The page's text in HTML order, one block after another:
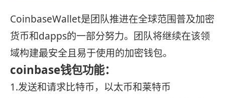
CoinbaseWallet是团队推进在全球范围普及加密
货币和dapps的一部分努力。团队将继续在该领
域构建最安全且易于使用的加密钱包。
coinbase钱包功能：
1.发送和请求比特币，以太币和莱特币